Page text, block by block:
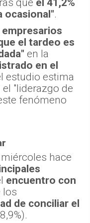
que el 41,2%
ocasional".
empresarios
el tardeo es
en la
en el
estudio estima
"liderazgo de
fenómeno
hace
encuentro con
los
de conciliar el